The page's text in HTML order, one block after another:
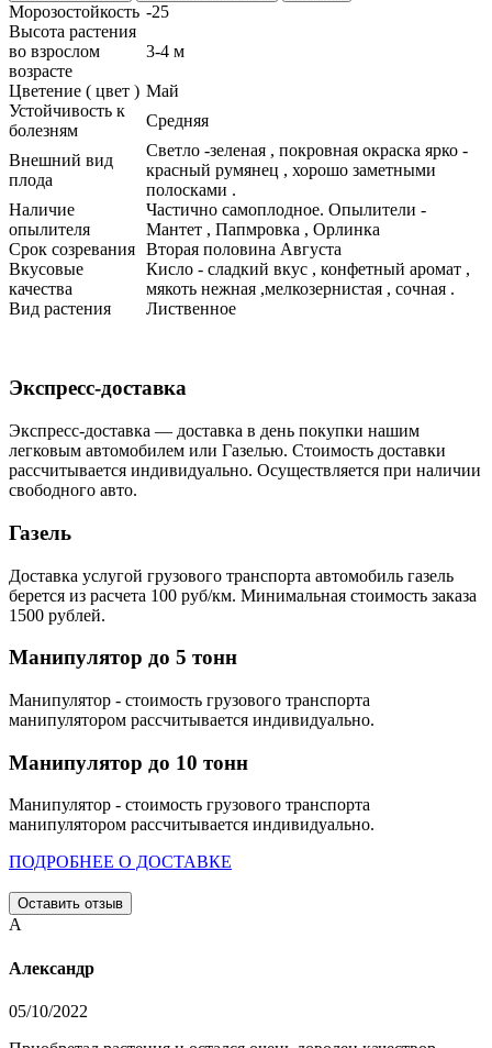
Морозостойкость -25
Высота растения
во взрослом
возрасте
3-4 м
Цветение ( цвет ) Май
Устойчивость к
болезням
Средняя
Внешний вид
плода
Светло -зеленая , покровная окраска ярко -
красный румянец , хорошо заметными
полосками .
Наличие
опылителя
Частично самоплодное. Опылители -
Мантет , Папмровка , Орлинка
Срок созревания Вторая половина Августа
Вкусовые
качества
Кисло - сладкий вкус , конфетный аромат ,
мякоть нежная ,мелкозернистая , сочная .
Вид растения
Лиственное
Экспресс-доставка
Экспресс-доставка — доставка в день покупки нашим
легковым автомобилем или Газелью. Стоимость доставки
рассчитывается индивидуально. Осуществляется при наличии
свободного авто.
Газель
Доставка услугой грузового транспорта автомобиль газель
берется из расчета 100 руб/км. Минимальная стоимость заказа
1500 рублей.
Манипулятор до 5 тонн
Манипулятор - стоимость грузового транспорта
манипулятором рассчитывается индивидуально.
Манипулятор до 10 тонн
Манипулятор - стоимость грузового транспорта
манипулятором рассчитывается индивидуально.
ПОДРОБНЕЕ О ДОСТАВКЕ
Оставить отзыв
А
Александр
05/10/2022